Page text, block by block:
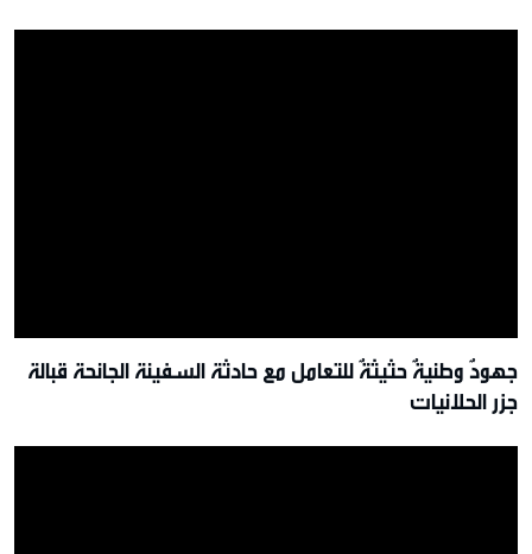
جهودٌ وطنيةٌ حثيثةٌ للتعامل مع حادثة السفينة الجانحة قبالة
جزر الحلانيات